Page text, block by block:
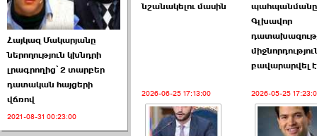
2026-07-05 23:19:00
ՏԵՍԱՆՅՈՒԹ․ Ի՞նչ
իրավիճակ է այս ›››
Հայկազ Մակարյանը
ներողություն կխնդրի
լրագրողից՝ 2 տարբեր
դատական հայցերի
վճռով
2021-08-31 00:23:00
նշանակելու մասին
Գլխավոր
բավարարվել է
2026-06-25 17:13:00 2026-05-25